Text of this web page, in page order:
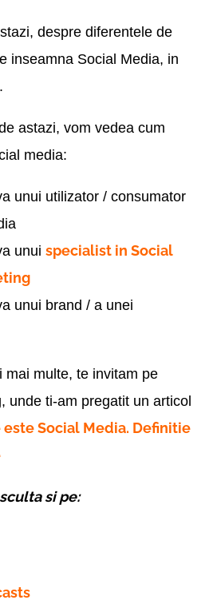
despre diferentele de
inseamna Social Media, in
astazi, vom vedea cum
media:
unui utilizator / consumator
unuispecialist in Social
unui brand / a unei
mai multe, te invitam pe
unde ti-am pregatit un articol
este Social Media. Definitie
si pe: